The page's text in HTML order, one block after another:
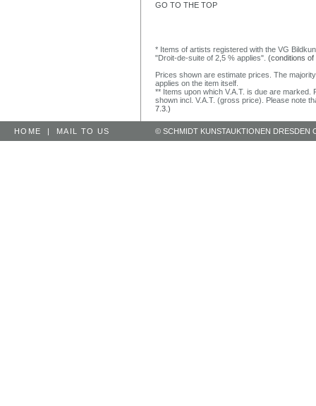
GO TO THE TOP
* Items of artists registered with the VG
"Droit-de-suite of 2,5 % applies". (conditions of
Prices shown are estimate prices. The
applies on the item itself.
** Items upon which V.A.T. is due are
shown incl. V.A.T. (gross price). Please note
7.3.)
HOME | MAIL TO US © SCHMIDT KUNSTAUKTIONEN DRESDEN